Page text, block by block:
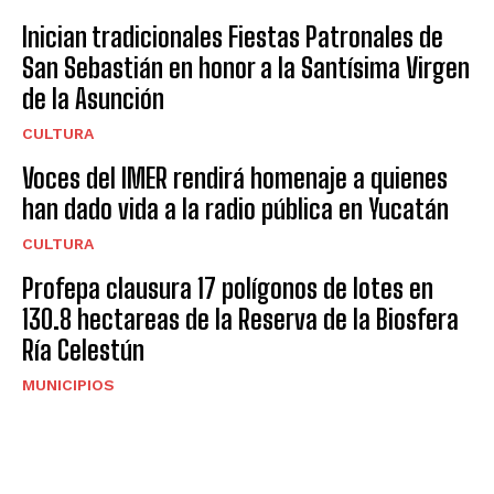
Inician tradicionales Fiestas Patronales de
San Sebastián en honor a la Santísima Virgen
de la Asunción
CULTURA
Voces del IMER rendirá homenaje a quienes
han dado vida a la radio pública en Yucatán
CULTURA
Profepa clausura 17 polígonos de lotes en
130.8 hectareas de la Reserva de la Biosfera
Ría Celestún
MUNICIPIOS